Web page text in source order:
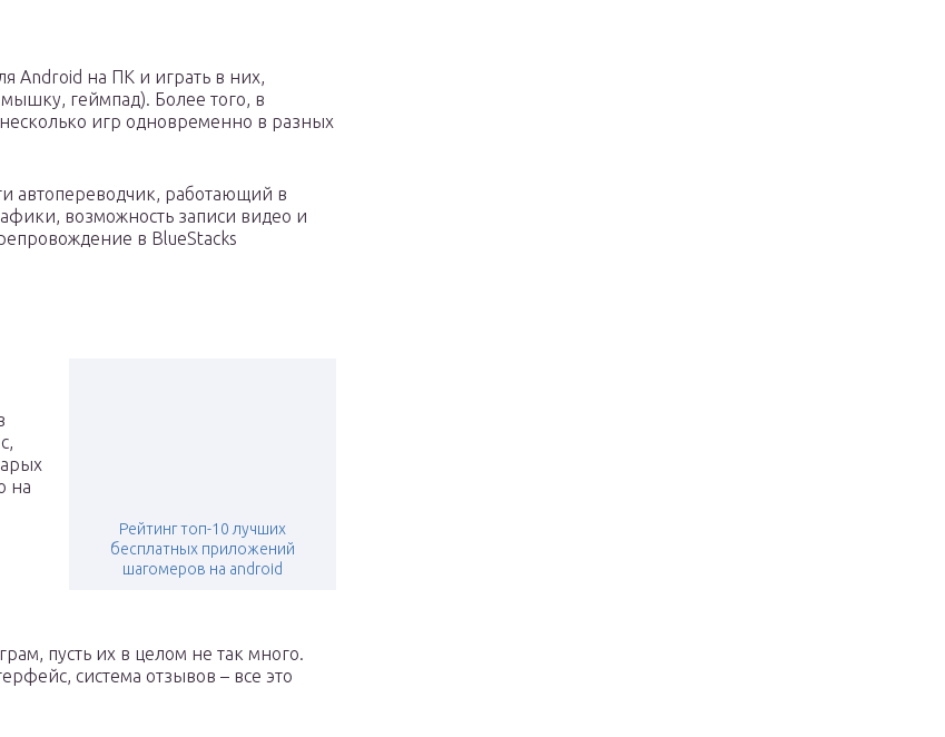
Android на ПК и играть в них,
геймпад). Более того, в
игр одновременно в разных
автопереводчик, работающий в
возможность записи видео и
в BlueStacks
Рейтинг топ-10 лучших
бесплатных приложений
шагомеров на android
на
пусть их в целом не так много.
система отзывов – все это